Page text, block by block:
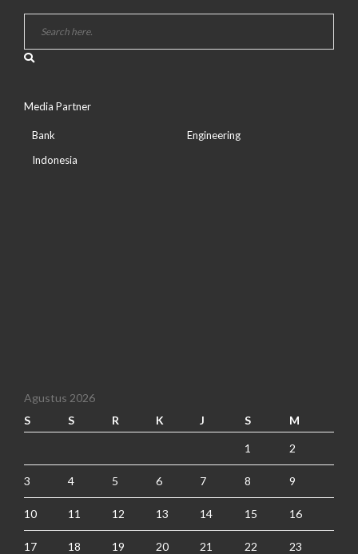
Media Partner
Bank
Indonesia
Engineering
Agustus 2026
S
S R K J S M
1 2
3 4 5 6 7 8 9
10 11 12 13 14 15 16
17 18 19 20 21 22 23